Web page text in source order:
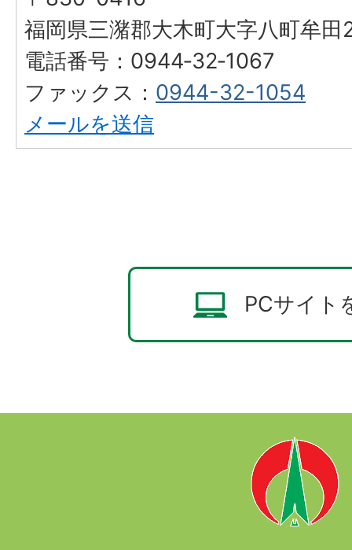
福岡県三潴郡大木町大字八町牟
電話番号：0944‐32‐1067
ファックス： 0944-32-1054
メールを送信
PCサイト